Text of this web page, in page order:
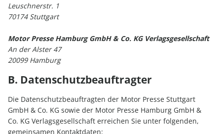
Leuschnerstr. 1
70174 Stuttgart
Motor Presse Hamburg GmbH & Co. KG Verlagsgesellschaft
An der Alster 47
20099 Hamburg
B. Datenschutzbeauftragter
Die Datenschutzbeauftragten der Motor Presse Stuttgart
GmbH & Co. KG sowie der Motor Presse Hamburg GmbH &
Co. KG Verlagsgesellschaft erreichen Sie unter folgenden,
gemeinsamen Kontaktdaten: